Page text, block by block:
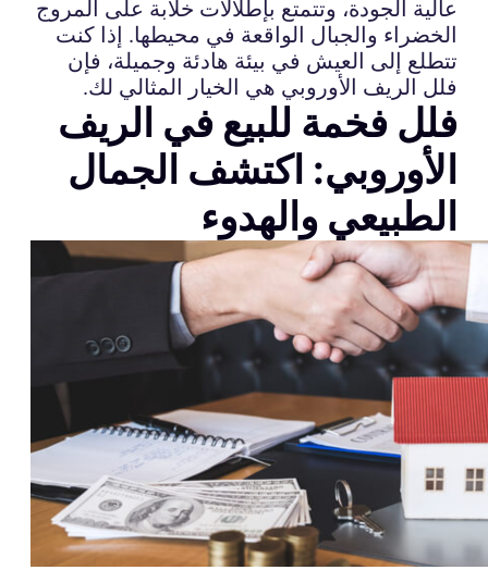
عالية الجودة، وتتمتع بإطلالات خلابة على المروج
الخضراء والجبال الواقعة في محيطها. إذا كنت
تتطلع إلى العيش في بيئة هادئة وجميلة، فإن
فلل الريف الأوروبي هي الخيار المثالي لك.
فلل فخمة للبيع في الريف
الأوروبي: اكتشف الجمال
الطبيعي والهدوء